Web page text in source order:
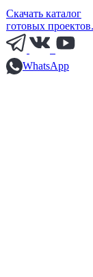
Скачать каталог
готовых
WhatsApp